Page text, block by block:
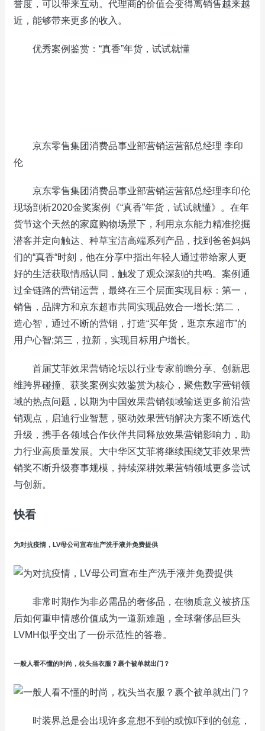
誉度，可以带来互动。代理商的价值会变得离销售越来越
近，能够带来更多的收入。
优秀案例鉴赏：“真香”年货，试试就懂
京东零售集团消费品事业部营销运营部总经理 李印
伦
京东零售集团消费品事业部营销运营部总经理李印伦
现场剖析2020金奖案例《“真香”年货，试试就懂》。在年
货节这个天然的家庭购物场景下，利用京东能力精准挖掘
潜客并定向触达、种草宝洁高端系列产品，找到爸爸妈妈
们的“真香“时刻，他在分享中指出年轻人通过带给家人更
好的生活获取情感认同，触发了观众深刻的共鸣。案例通
过全链路的营销运营，最终在三个层面实现目标：第一，
销售，品牌方和京东超市共同实现品效合一增长;第二，
造心智，通过不断的营销，打造“买年货，逛京东超市”的
用户心智;第三，拉新，实现目标用户增长。
首届艾菲效果营销论坛以行业专家前瞻分享、创新思
维跨界碰撞、获奖案例实效鉴赏为核心，聚焦数字营销领
域的热点问题，以期为中国效果营销领域输送更多前沿营
销观点，启迪行业智慧，驱动效果营销解决方案不断迭代
升级，携手各领域合作伙伴共同释放效果营销影响力，助
力行业高质量发展。大中华区艾菲将继续围绕艾菲效果营
销奖不断升级赛事规模，持续深耕效果营销领域更多尝试
与创新。
快看
为对抗疫情，LV母公司宣布生产洗手液并免费提供
非常时期作为非必需品的奢侈品，在物质意义被挤压
后如何重申情感价值成为一道新难题，全球奢侈品巨头
LVMH似乎交出了一份示范性的答卷。
一般人看不懂的时尚，枕头当衣服？裹个被单就出门？
时装界总是会出现许多意想不到的或惊吓到的创意，